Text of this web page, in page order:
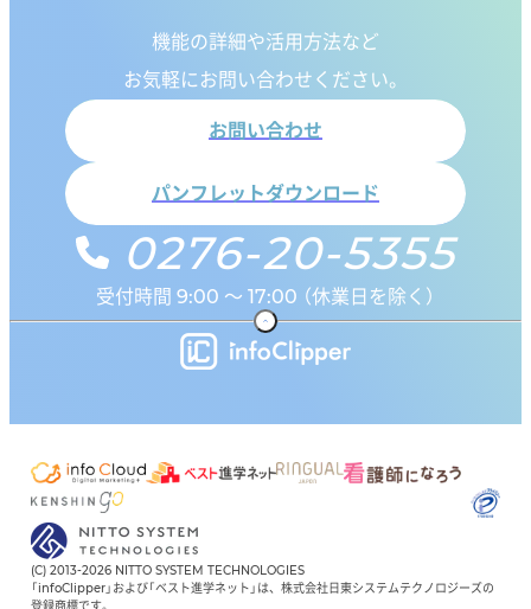
機能の詳細や活用方法など
お気軽にお問い合わせください。
お問い合わせ
パンフレットダウンロード
0276-20-5355
受付時間 9:00 ～ 17:00 （休業日を除く）
(C) 2013-2026 NITTO SYSTEM TECHNOLOGIES
「infoClipper」および「ベスト進学ネット」は、株式会社日東システムテクノロジーズの
登録商標です。